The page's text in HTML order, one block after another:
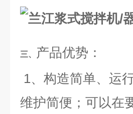
三、
产品优势：
1、构造简单、运
维护简便；可以在